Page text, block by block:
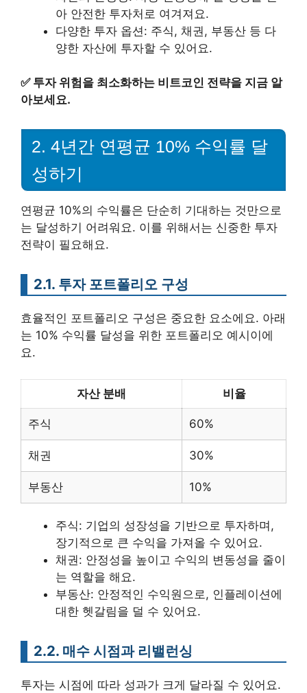
아 안전한 투자처로 여겨져요.
다양한 투자 옵션: 주식, 채권, 부동산 등 다
양한 자산에 투자할 수 있어요.
✅ 투자 위험을 최소화하는 비트코인 전략을 지금 알
아보세요.
2. 4년간 연평균 10% 수익률 달
성하기
연평균 10%의 수익률은 단순히 기대하는 것만으로
는 달성하기 어려워요. 이를 위해서는 신중한 투자
전략이 필요해요.
2.1. 투자 포트폴리오 구성
효율적인 포트폴리오 구성은 중요한 요소에요. 아래
는 10% 수익률 달성을 위한 포트폴리오 예시이에
요.
자산 분배 비율
주식 60%
채권 30%
부동산 10%
주식: 기업의 성장성을 기반으로 투자하며,
장기적으로 큰 수익을 가져올 수 있어요.
채권: 안정성을 높이고 수익의 변동성을 줄이
는 역할을 해요.
부동산: 안정적인 수익원으로, 인플레이션에
대한 헷갈림을 덜 수 있어요.
2.2. 매수 시점과 리밸런싱
투자는 시점에 따라 성과가 크게 달라질 수 있어요.